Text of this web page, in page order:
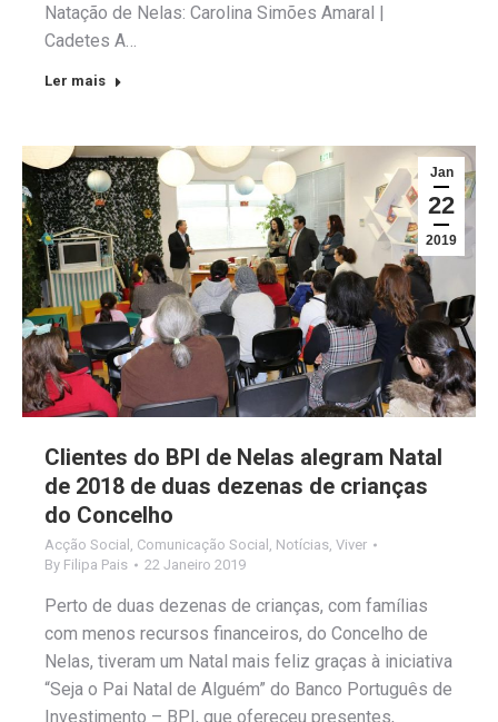
Natação de Nelas: Carolina Simões Amaral |
Cadetes A…
Ler mais
Jan
22
2019
Clientes do BPI de Nelas alegram Natal
de 2018 de duas dezenas de crianças
do Concelho
Acção Social , Comunicação Social , Notícias, Viver
By Filipa Pais 22 Janeiro 2019
Perto de duas dezenas de crianças, com famílias
com menos recursos financeiros, do Concelho de
Nelas, tiveram um Natal mais feliz graças à iniciativa
“Seja o Pai Natal de Alguém” do Banco Português de
Investimento – BPI, que ofereceu presentes,